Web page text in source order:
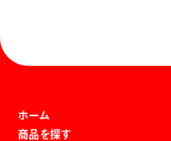
ホーム
商品を探す